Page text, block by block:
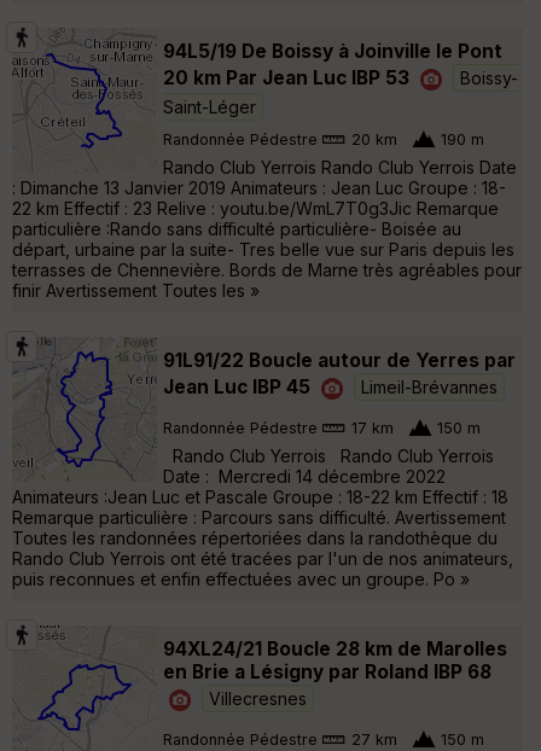
94L5/19 De Boissy à Joinville le Pont
20 km Par Jean Luc IBP 53
Boissy-
Saint-Léger
Randonnée Pédestre 20 km 190 m
Rando Club Yerrois Rando Club Yerrois Date
: Dimanche 13 Janvier 2019 Animateurs : Jean Luc Groupe : 18-
22 km Effectif : 23 Relive : youtu.be/WmL7T0g3Jic Remarque
particulière :Rando sans difficulté particulière- Boisée au
départ, urbaine par la suite- Tres belle vue sur Paris depuis les
terrasses de Chennevière. Bords de Marne très agréables pour
finir Avertissement Toutes les »
91L91/22 Boucle autour de Yerres par
Jean Luc IBP 45
Limeil-Brévannes
Randonnée Pédestre 17 km 150 m
Rando Club Yerrois Rando Club Yerrois
Date : Mercredi 14 décembre 2022
Animateurs :Jean Luc et Pascale Groupe : 18-22 km Effectif : 18
Remarque particulière : Parcours sans difficulté. Avertissement
Toutes les randonnées répertoriées dans la randothèque du
Rando Club Yerrois ont été tracées par l'un de nos animateurs,
puis reconnues et enfin effectuées avec un groupe. Po »
94XL24/21 Boucle 28 km de Marolles
en Brie a Lésigny par Roland IBP 68
Villecresnes
Randonnée Pédestre 27 km 150 m